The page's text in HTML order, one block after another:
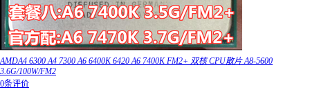
AMDA4 6300 A4 7300 A6 6400K 6420 A6 7400K FM2+ 双核 CPU散片 A8-5600
3.6G/100W/FM2
0条评价